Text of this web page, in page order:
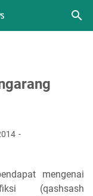
mengenai
(qashsash